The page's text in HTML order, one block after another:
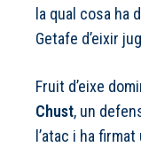
la qual cosa ha
Getafe d’eixir
Fruit d’eixe
Chust, un
l’atac i ha